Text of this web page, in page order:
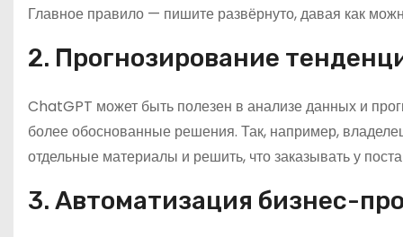
Главное правило — пишите развёрнуто, давая как
2. Прогнозирование
ChatGPT может быть полезен в анализе данных и
более обоснованные решения. Так, например,
отдельные материалы и решить, что заказывать у
3. Автоматизация бизнес-